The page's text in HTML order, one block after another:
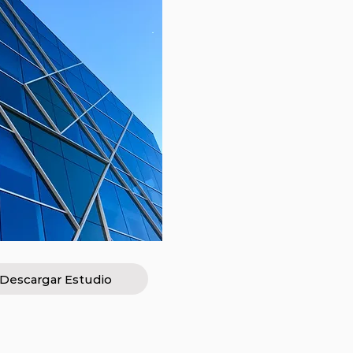
Estudio